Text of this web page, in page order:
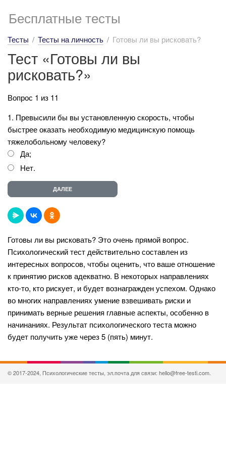
Бесплатные тесты
Тесты Тесты на личность Готовы ли вы рисковать?
Тест «Готовы ли вы
рисковать?»
Вопрос 1 из 11
1. Превысили бы вы установленную скорость, чтобы
быстрее оказать необходимую медицинскую помощь
тяжелобольному человеку?
Да;
Нет.
Готовы ли вы рисковать? Это очень прямой вопрос.
Психологический тест действительно составлен из
интересных вопросов, чтобы оценить, что ваше отношение
к принятию рисков адекватно. В некоторых направлениях
кто-то, кто рискует, и будет вознагражден успехом. Однако
во многих направлениях умение взвешивать риски и
принимать верные решения главные аспекты, особенно в
начинаниях. Результат психологического теста можно
будет получить уже через 5 (пять) минут.
© 2017-2024, Психологические тесты, эл.почта для связи: hello@free-testi.com.